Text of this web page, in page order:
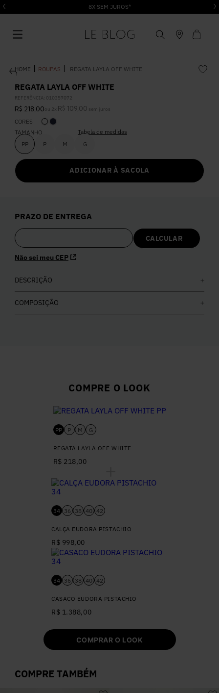
8X SEM JUROS*
ROUPAS REGATA LAYLA OFF WHITE
REGATA LAYLA OFF WHITE
REFERÊNCIA: 010357072
R$ 218,00 ou 2 x R$ 109 00 sem juros
CORES
TAMANHO
PP
P M G
Tabela de medidas
ADICIONAR À SACOLA
PRAZO DE ENTREGA
Não sei meu CEP
DESCRIÇÃO
COMPOSIÇÃO
COMPRE O LOOK
PP P M G
REGATA LAYLA OFF WHITE
R$ 218,00
34 36 38 40 42
CALÇA EUDORA PISTACHIO
R$ 998,00
34 36 38 40 42
CASACO EUDORA PISTACHIO
R$ 1.388,00
COMPRAR O LOOK
COMPRE TAMBÉM
1º Vestido
2 Roupas
5º Calça
6º Colete
7º